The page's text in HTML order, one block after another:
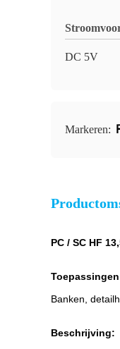
DC 5V
Markeren:
PC / SC HF
Banken,
Beschrijving: